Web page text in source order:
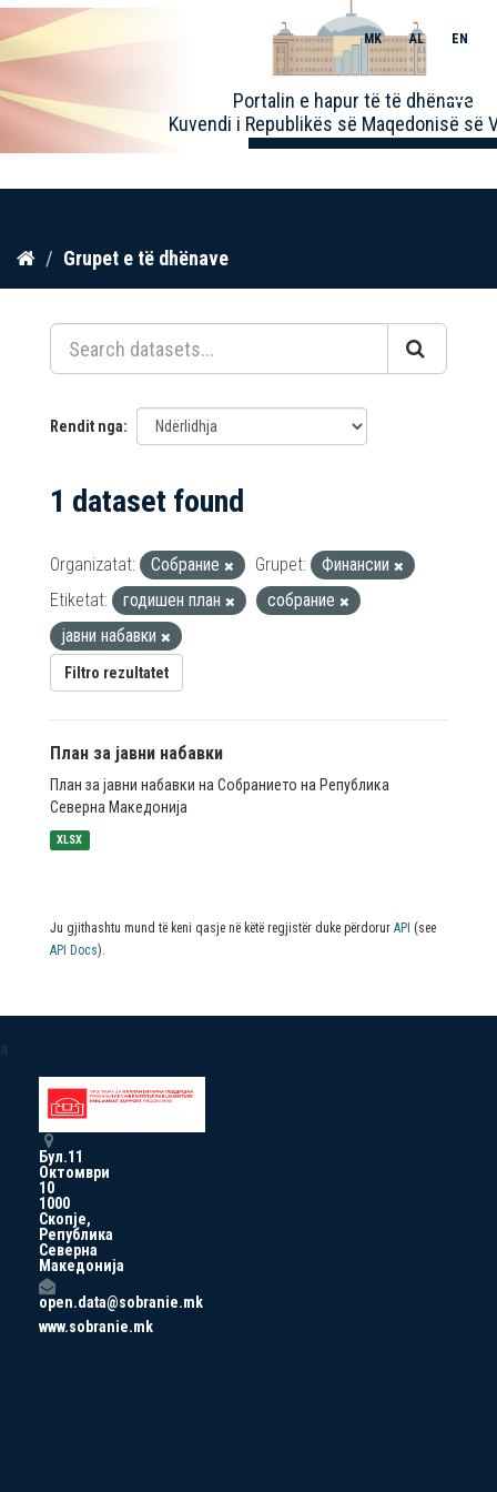
Kalo
përmbajtja
Portalin e hapur të të dhënave
Kuvendi i Republikës së Maqedonisë së
MK AL EN
Toggle
Grupet e të dhënave
Rendit nga
1 dataset found
Organizatat: Собрание Grupet:
Финансии
Etiketat:
годишен план
собрание
јавни набавки
Filtro rezultatet
План за јавни набавки
План за јавни набавки на Собранието на Република
Северна Македонија
XLSX
Ju gjithashtu mund të keni qasje në këtë regjistër duke përdorur API (see
API Docs).
a
Бул.11
Октомври
10
1000
Скопје,
Република
Северна
Македонија
open.data@sobranie.mk
www.sobranie.mk